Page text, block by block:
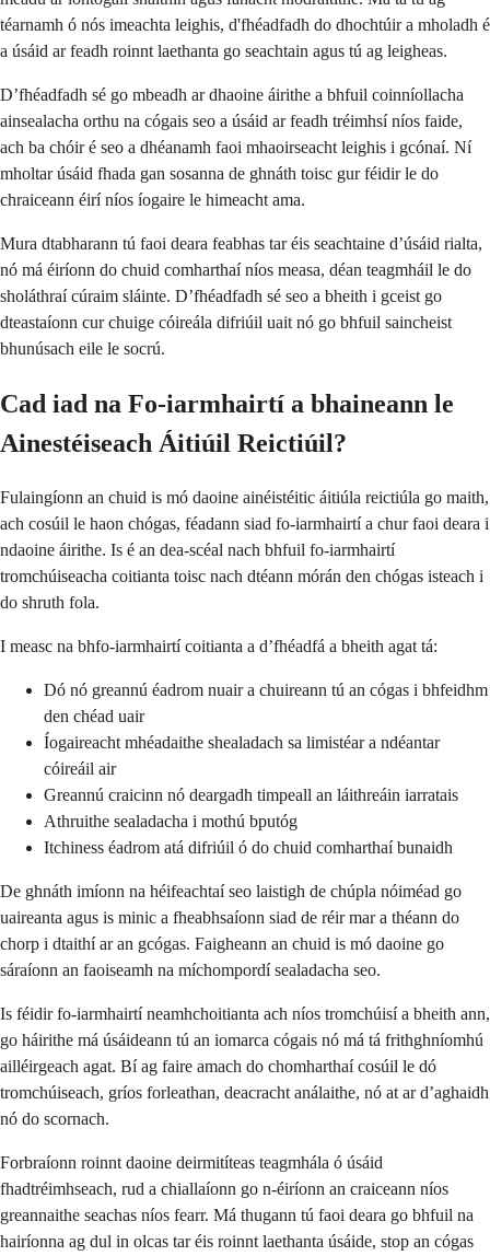
téarnamh ó nós imeachta leighis, d'fhéadfadh do dhochtúir a mholadh é
a úsáid ar feadh roinnt laethanta go seachtain agus tú ag leigheas.
D’fhéadfadh sé go mbeadh ar dhaoine áirithe a bhfuil coinníollacha
ainsealacha orthu na cógais seo a úsáid ar feadh tréimhsí níos faide,
ach ba chóir é seo a dhéanamh faoi mhaoirseacht leighis i gcónaí. Ní
mholtar úsáid fhada gan sosanna de ghnáth toisc gur féidir le do
chraiceann éirí níos íogaire le himeacht ama.
Mura dtabharann tú faoi deara feabhas tar éis seachtaine d’úsáid rialta,
nó má éiríonn do chuid comharthaí níos measa, déan teagmháil le do
sholáthraí cúraim sláinte. D’fhéadfadh sé seo a bheith i gceist go
dteastaíonn cur chuige cóireála difriúil uait nó go bhfuil saincheist
bhunúsach eile le socrú.
Cad iad na Fo-iarmhairtí a bhaineann le
Ainestéiseach Áitiúil Reictiúil?
Fulaingíonn an chuid is mó daoine ainéistéitic áitiúla reictiúla go maith,
ach cosúil le haon chógas, féadann siad fo-iarmhairtí a chur faoi deara i
ndaoine áirithe. Is é an dea-scéal nach bhfuil fo-iarmhairtí
tromchúiseacha coitianta toisc nach dtéann mórán den chógas isteach i
do shruth fola.
I measc na bhfo-iarmhairtí coitianta a d’fhéadfá a bheith agat tá:
Dó nó greannú éadrom nuair a chuireann tú an cógas i bhfeidhm
den chéad uair
Íogaireacht mhéadaithe shealadach sa limistéar a ndéantar
cóireáil air
Greannú craicinn nó deargadh timpeall an láithreáin iarratais
Athruithe sealadacha i mothú bputóg
Itchiness éadrom atá difriúil ó do chuid comharthaí bunaidh
De ghnáth imíonn na héifeachtaí seo laistigh de chúpla nóiméad go
uaireanta agus is minic a fheabhsaíonn siad de réir mar a théann do
chorp i dtaithí ar an gcógas. Faigheann an chuid is mó daoine go
sáraíonn an faoiseamh na míchompordí sealadacha seo.
Is féidir fo-iarmhairtí neamhchoitianta ach níos tromchúisí a bheith ann,
go háirithe má úsáideann tú an iomarca cógais nó má tá frithghníomhú
ailléirgeach agat. Bí ag faire amach do chomharthaí cosúil le dó
tromchúiseach, gríos forleathan, deacracht análaithe, nó at ar d’aghaidh
nó do scornach.
Forbraíonn roinnt daoine deirmitíteas teagmhála ó úsáid
fhadtréimhseach, rud a chiallaíonn go n-éiríonn an craiceann níos
greannaithe seachas níos fearr. Má thugann tú faoi deara go bhfuil na
hairíonna ag dul in olcas tar éis roinnt laethanta úsáide, stop an cógas